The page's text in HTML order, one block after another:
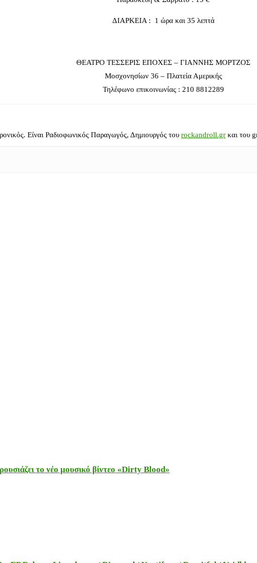
ΔΙΑΡΚΕΙΑ : 1 ώρα και 35 λεπτά
ΘΕΑΤΡΟ ΤΕΣΣΕΡΙΣ ΕΠΟΧΕΣ – ΓΙΑΝΝΗΣ ΜΟΡΤΖΟΣ
Μοσχονησίων 36 – Πλατεία Αμερικής
Τηλέφωνο επικοινωνίας : 210 8812289
Είναι Ραδιοφωνικός Παραγωγός, Δημιουργός του rockandroll.gr και του
το νέο μουσικό βίντεο «Dirty Blood»